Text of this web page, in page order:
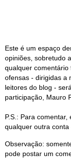
Este é um espaço
opiniões, sobretudo
qualquer comentário
ofensas - dirigidas a
leitores do blog -
participação, Mauro
P.S.: Para
qualquer outra conta
Observação:
pode postar um